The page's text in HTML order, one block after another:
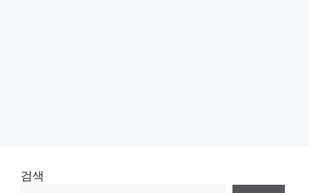
검색